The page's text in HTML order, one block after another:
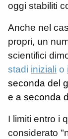
oggi stabiliti
Anche nel
propri, un
scientifici
stadi iniziali o
seconda del
e a seconda
I limiti entro i
considerato